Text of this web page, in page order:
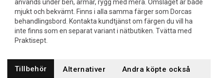
används under ben, armar, rygg med mera. Omslaget är både
mjukt och bekvämt. Finns i alla samma färger som Dorcas
behandlingsbord. Kontakta kundtjänst om färgen du vill ha
inte finns som en separat variant i nätbutiken. Tvätta med
Praktisept.
Tillbehör Alternativer Andra köpte också